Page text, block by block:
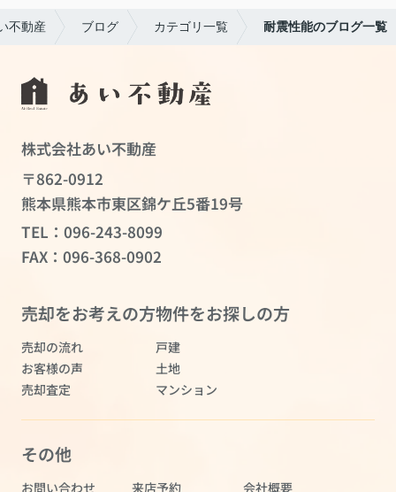
不動産 ブログ カテゴリ一覧 耐震性能のブログ一覧
株式会社あい不動産
〒862-0912
熊本県熊本市東区錦ケ丘5番19号
TEL： 096-243-8099
FAX：096-368-0902
売却をお考えの方
売却の流れ
お客様の声
売却査定
物件をお探しの方
戸建
土地
マンション
その他
お問い合わせ 来店予約 会社概要